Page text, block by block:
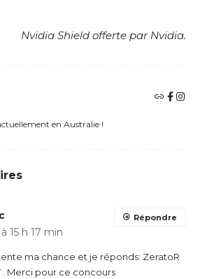
Nvidia Shield offerte par Nvidia.
en Australie !
15 h 17 min
ma chance et je réponds: ZeratoR
. Merci pour ce concours
Répondre